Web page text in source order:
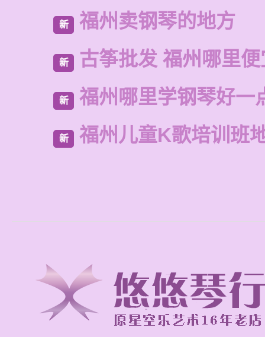
新 福州卖钢琴的地方
新 古筝批发 福州哪里
新 福州哪里学钢琴好一
新 福州儿童K歌培训班